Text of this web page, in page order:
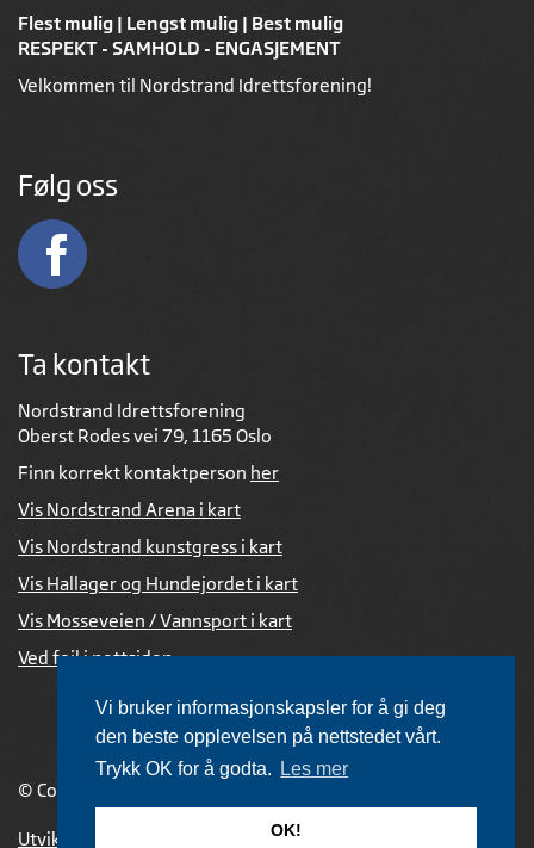
Vi bruker informasjonskapsler for å gi deg
den beste opplevelsen på nettstedet vårt.
Trykk OK for å godta.
Les mer
OK!
Flest mulig | Lengst mulig | Best mulig
RESPEKT - SAMHOLD - ENGASJEMENT
Velkommen til Nordstrand Idrettsforening!
Følg oss
Ta kontakt
Nordstrand Idrettsforening
Oberst Rodes vei 79, 1165 Oslo
Finn korrekt kontaktperson her
Vis Nordstrand Arena i kart
Vis Nordstrand kunstgress i kart
Vis Hallager og Hundejordet i kart
Vis Mosseveien / Vannsport i kart
Ved feil i nettsiden
© Copyright 2026 |
Utviklet av Netlab publiseres med eRedaktør